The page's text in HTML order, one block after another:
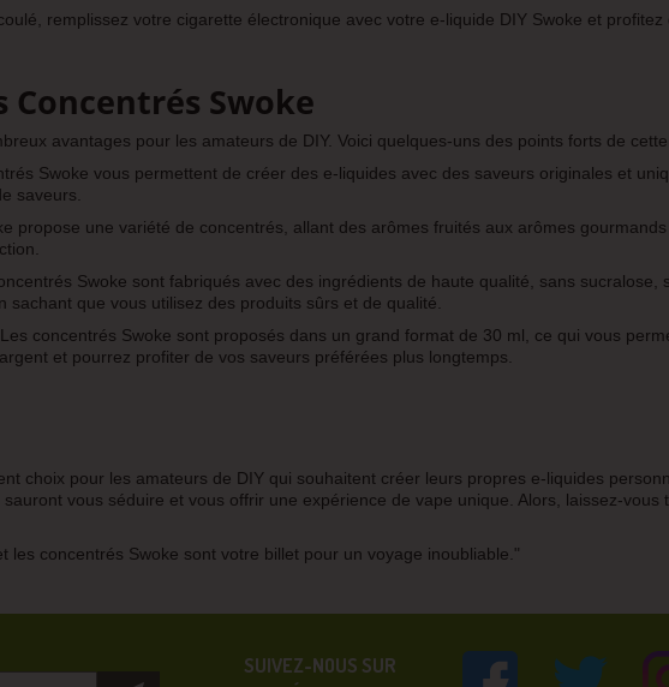
remplissez votre cigarette électronique avec votre e-liquide DIY Swoke et profitez
Concentrés Swoke
avantages pour les amateurs de DIY. Voici quelques-uns des points forts de
Swoke vous permettent de créer des e-liquides avec des saveurs originales et
saveurs.
propose une variété de concentrés, allant des arômes fruités aux arômes
Swoke sont fabriqués avec des ingrédients de haute qualité, sans
que vous utilisez des produits sûrs et de qualité.
concentrés Swoke sont proposés dans un grand format de 30 ml, ce qui vous
et pourrez profiter de vos saveurs préférées plus longtemps.
choix pour les amateurs de DIY qui souhaitent créer leurs propres e-liquides
vous séduire et vous offrir une expérience de vape unique. Alors, laissez-
les concentrés Swoke sont votre billet pour un voyage inoubliable."
SUIVEZ-NOUS SUR